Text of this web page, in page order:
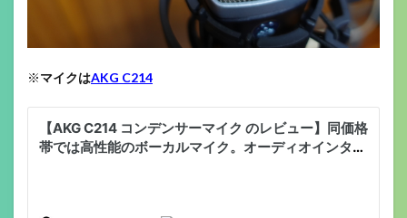
※マイクはAKG C214